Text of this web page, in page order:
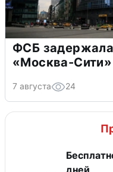
ФСБ
«Москва-Сити»
7 августа 24